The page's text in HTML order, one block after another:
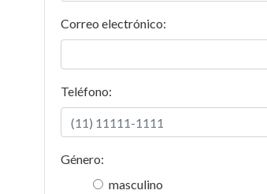
Correo electrónico:
Teléfono:
Género:
masculino